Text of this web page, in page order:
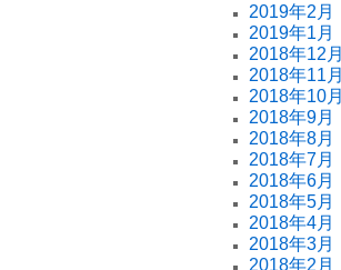
2019年2月
2019年1月
2018年12月
2018年11月
2018年10月
2018年9月
2018年8月
2018年7月
2018年6月
2018年5月
2018年4月
2018年3月
2018年2月